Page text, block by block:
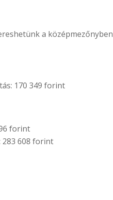
a középmezőnyben
170 349 forint
forint
283 608 forint